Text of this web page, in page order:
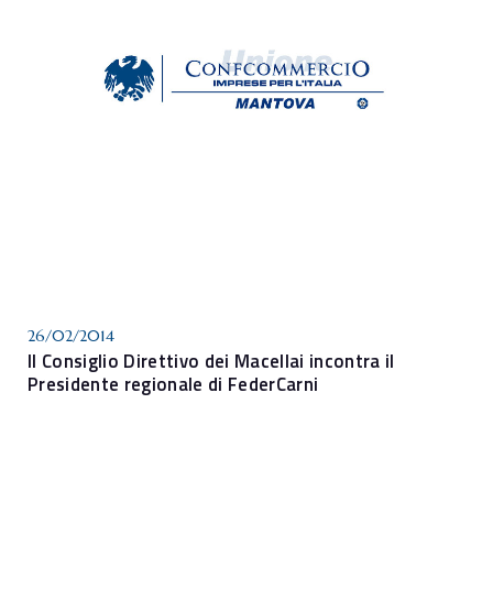
26/02/2014
Il Consiglio Direttivo dei Macellai incontra il
Presidente regionale di FederCarni